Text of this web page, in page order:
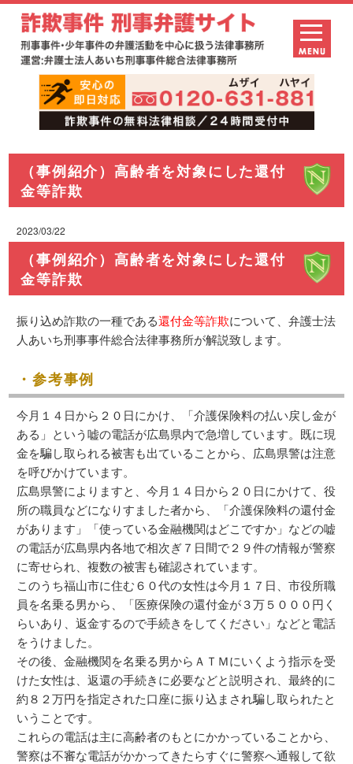
（事例紹介）高齢者を対象にした還付
金等詐欺
2023/03/22
（事例紹介）高齢者を対象にした還付
金等詐欺
振り込め詐欺の一種である還付金等詐欺について、弁護士法
人あいち刑事事件総合法律事務所が解説致します。
・参考事例
今月１４日から２０日にかけ、「介護保険料の払い戻し金が
ある」という嘘の電話が広島県内で急増しています。既に現
金を騙し取られる被害も出ていることから、広島県警は注意
を呼びかけています。
広島県警によりますと、今月１４日から２０日にかけて、役
所の職員などになりすました者から、「介護保険料の還付金
があります」「使っている金融機関はどこですか」などの嘘
の電話が広島県内各地で相次ぎ７日間で２９件の情報が警察
に寄せられ、複数の被害も確認されています。
このうち福山市に住む６０代の女性は今月１７日、市役所職
員を名乗る男から、「医療保険の還付金が３万５０００円く
らいあり、返金するので手続きをしてください」などと電話
をうけました。
その後、金融機関を名乗る男からＡＴＭにいくよう指示を受
けた女性は、返還の手続きに必要などと説明され、最終的に
約８２万円を指定された口座に振り込まされ騙し取られたと
いうことです。
これらの電話は主に高齢者のもとにかかっていることから、
警察は不審な電話がかかってきたらすぐに警察へ通報して欲